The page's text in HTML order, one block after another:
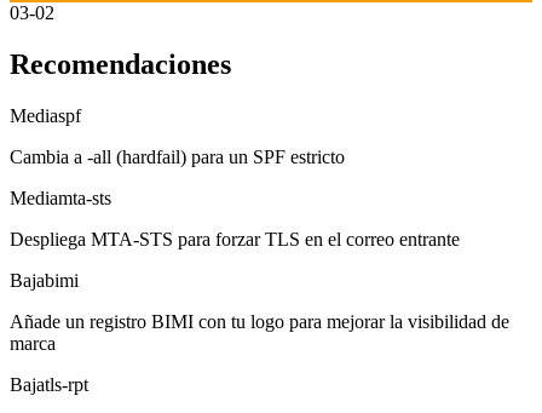
03-02
Recomendaciones
Mediaspf
Cambia a -all (hardfail) para un SPF estricto
Mediamta-sts
Despliega MTA-STS para forzar TLS en el correo entrante
Bajabimi
Añade un registro BIMI con tu logo para mejorar la visibilidad de
marca
Bajatls-rpt